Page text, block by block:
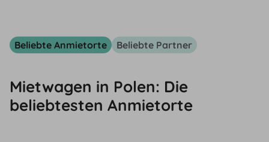
Beliebte Anmietorte Beliebte Partner
Mietwagen in Polen: Die
beliebtesten Anmietorte